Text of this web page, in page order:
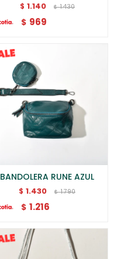
$ 1.140 $ 1.430
$ 969
BANDOLERA RUNE AZUL
$ 1.430 $ 1.790
$ 1.216